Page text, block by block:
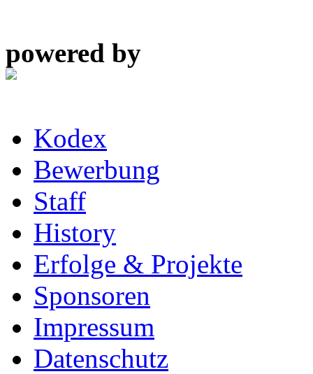
powered by
Kodex
Bewerbung
Staff
History
Erfolge & Projekte
Sponsoren
Impressum
Datenschutz